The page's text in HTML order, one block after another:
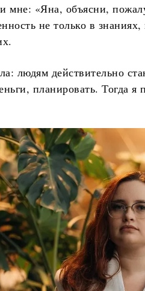
мне: «Яна, объясни,
не только в
людям действительно
планировать. Тогда